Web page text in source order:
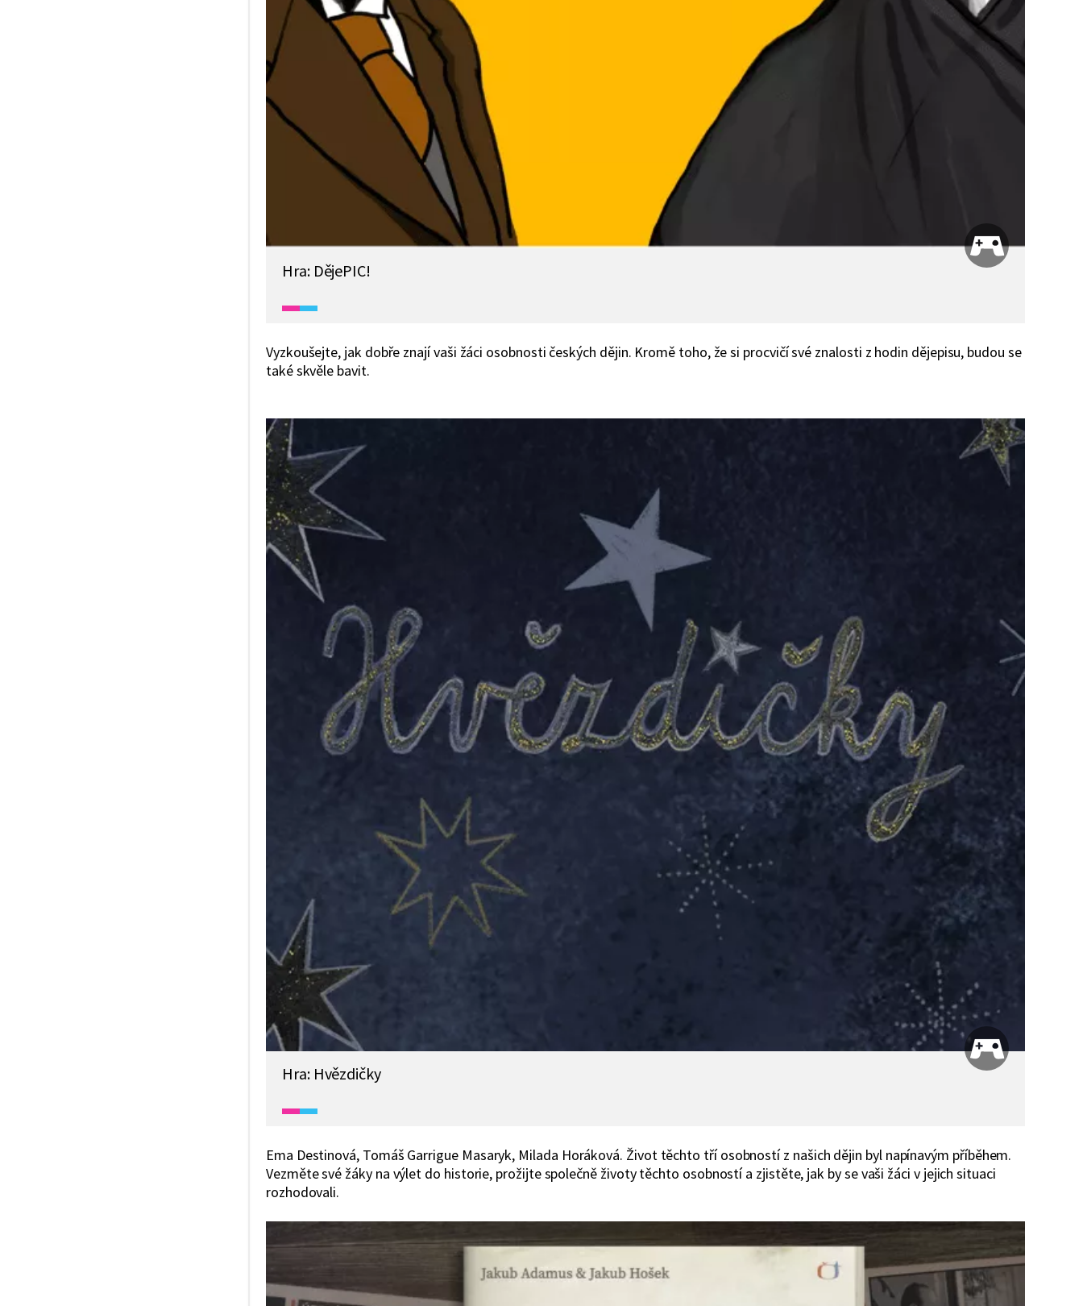
Hra: DějePIC!
Vyzkoušejte, jak dobře znají vaši žáci osobnosti českých dějin. Kromě toho, že si procvičí své znalosti z hodin dějepisu, budou se
také skvěle bavit.
Hra: Hvězdičky
Ema Destinová, Tomáš Garrigue Masaryk, Milada Horáková. Život těchto tří osobností z našich dějin byl napínavým příběhem.
Vezměte své žáky na výlet do historie, prožijte společně životy těchto osobností a zjistěte, jak by se vaši žáci v jejich situaci
rozhodovali.